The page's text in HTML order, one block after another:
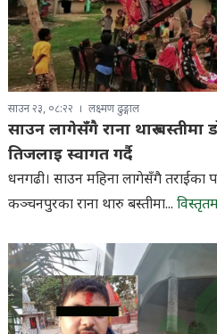
साउन २३, ०८:२२ लक्ष्मण ढुङ्गाल
साउन लागेसँगै राना थारु बस्तीमा
तिजलाइ स्वागत गर्दै
धनगढी। साउन महिना लागेसँगै तराईका
कञ्चनपुरका राना थारु बस्तीमा...